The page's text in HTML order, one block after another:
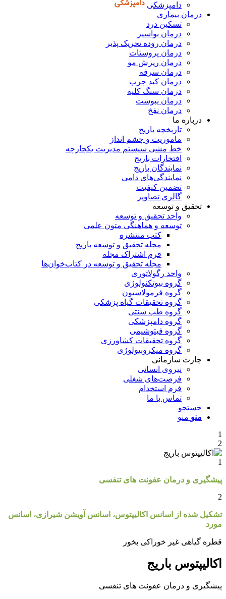
دامپزشکی
درمان بیماری
تسکین درد
درمان بواسیر
درمان روده تحریک پذیر
درمان پروستات
درمان ریزش مو
درمان سرفه
درمان کبد چرب
درمان سنگ کلیه
درمان یبوست
درمان نفخ
درباره ما
تاریخچه باریج
ماموریت و چشم انداز
خط مشی سیستم مدیریت یکچارچه
افتخارات باریج
نمایندگان باریج
نمایندگی‌های دامی
تضمین کیفیت
گالری تصاویر
تحقیق و توسعه
واحد تحقیق و توسعه
توسعه و هماهنگی متون علمی
کتب منتشره
مجله تحقیق و توسعه باریج
فرم اشتراک مجله
مجله تحقیق و توسعه در کتاب‌خوان‌ها
واحد رگولاتوری
گروه بیوتکنولوژی
گروه فرمولاسیون
گروه تحقیقات گیاه پزشکی
گروه طب سنتی
گروه دامپزشکی
گروه فیتوشیمی
گروه تحقیقات کشاورزی
گروه میکروبیولوژی
چارت سازمانی
نیروی انسانی
فرصت‌های شغلی
فرم استخدام
تماس با ما
جستجو
منو
و درمان عفونت های تنفسی
شده از اسانس اکالیپتوس، اسانس آویشن شیرازی، اسانس
غیر خوراکی بخور
باریج
و درمان عفونت های تنفسی